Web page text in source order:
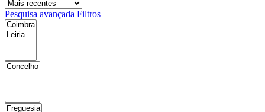
Pesquisa avançada Filtros